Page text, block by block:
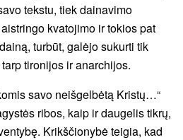
tekstu, tiek dainavimo
kvatojimo ir tokios pat
turbūt, galėjo sukurti tik
tironijos ir anarchijos.
savo neišgelbėtą Kristų…“
ribos, kaip ir daugelis tikrų,
Krikščionybė teigia, kad